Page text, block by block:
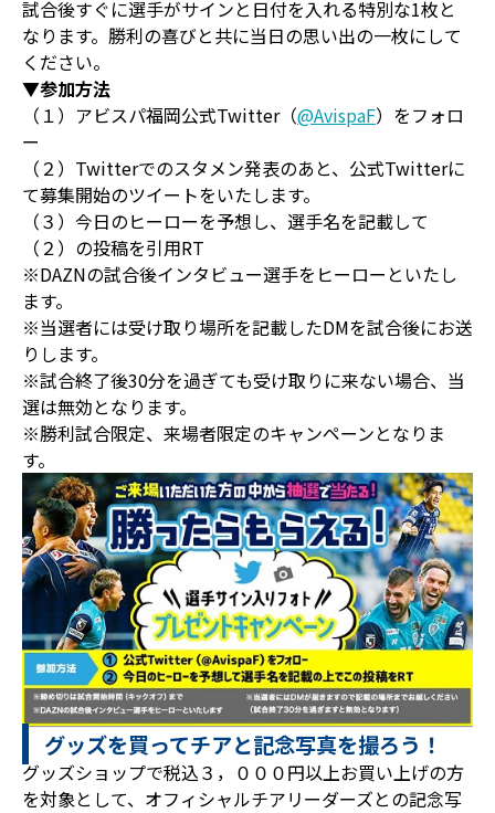
試合後すぐに選手がサインと日付を入れる特別な1枚と
なります。勝利の喜びと共に当日の思い出の一枚にして
ください。
▼参加方法
（１）アビスパ福岡公式Twitter（@AvispaF）をフォロ
ー
（２）Twitterでのスタメン発表のあと、公式Twitterに
て募集開始のツイートをいたします。
（３）今日のヒーローを予想し、選手名を記載して
（２）の投稿を引用RT
※DAZNの試合後インタビュー選手をヒーローといたし
ます。
※当選者には受け取り場所を記載したDMを試合後にお送
りします。
※試合終了後30分を過ぎても受け取りに来ない場合、当
選は無効となります。
※勝利試合限定、来場者限定のキャンペーンとなりま
す。
グッズを買ってチアと記念写真を撮ろう！
グッズショップで税込３，０００円以上お買い上げの方
を対象として、オフィシャルチアリーダーズとの記念写